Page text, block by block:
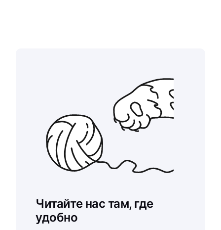
Читайте нас там, где
удобно